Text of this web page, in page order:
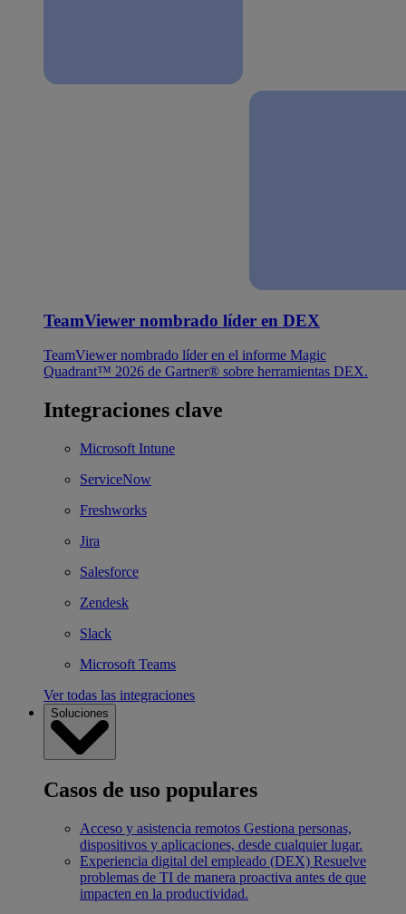
TeamViewer nombrado líder en DEX
TeamViewer nombrado líder en el informe Magic
Quadrant™ 2026 de Gartner® sobre herramientas DEX.
Integraciones clave
Microsoft Intune
ServiceNow
Freshworks
Jira
Salesforce
Zendesk
Slack
Microsoft Teams
Ver todas las integraciones
Soluciones
Casos de uso populares
Acceso y asistencia remotos Gestiona personas,
dispositivos y aplicaciones, desde cualquier lugar.
Experiencia digital del empleado (DEX) Resuelve
problemas de TI de manera proactiva antes de que
impacten en la productividad.